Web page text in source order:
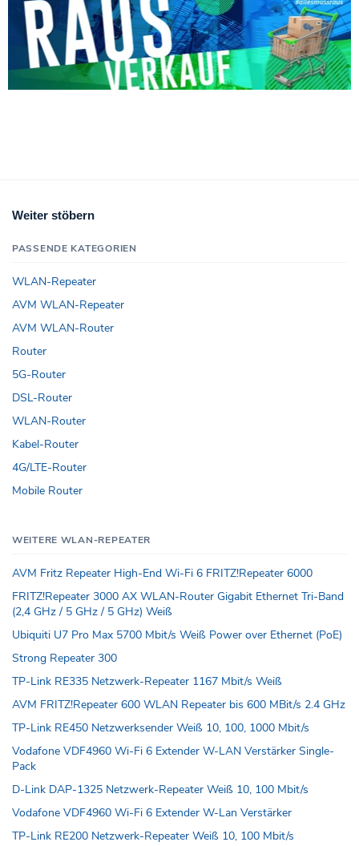
Weiter stöbern
PASSENDE KATEGORIEN
WLAN-Repeater
AVM WLAN-Repeater
AVM WLAN-Router
Router
5G-Router
DSL-Router
WLAN-Router
Kabel-Router
4G/LTE-Router
Mobile Router
WEITERE WLAN-REPEATER
AVM Fritz Repeater High-End Wi-Fi 6 FRITZ!Repeater 6000
FRITZ!Repeater 3000 AX WLAN-Router Gigabit Ethernet Tri-Band
(2,4 GHz / 5 GHz / 5 GHz) Weiß
Ubiquiti U7 Pro Max 5700 Mbit/s Weiß Power over Ethernet (PoE)
Strong Repeater 300
TP-Link RE335 Netzwerk-Repeater 1167 Mbit/s Weiß
AVM FRITZ!Repeater 600 WLAN Repeater bis 600 MBit/s 2.4 GHz
TP-Link RE450 Netzwerksender Weiß 10, 100, 1000 Mbit/s
Vodafone VDF4960 Wi-Fi 6 Extender W-LAN Verstärker Single-
Pack
D-Link DAP-1325 Netzwerk-Repeater Weiß 10, 100 Mbit/s
Vodafone VDF4960 Wi-Fi 6 Extender W-Lan Verstärker
TP-Link RE200 Netzwerk-Repeater Weiß 10, 100 Mbit/s